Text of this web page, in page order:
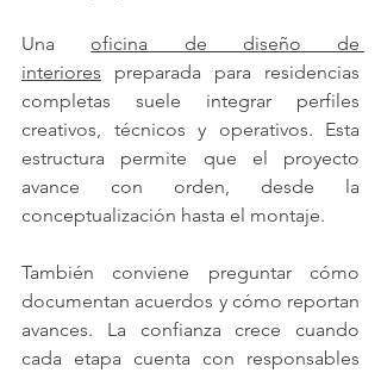
Una oficina de diseño de
interiores preparada para residencias
completas suele integrar perfiles
creativos, técnicos y operativos. Esta
estructura permite que el proyecto
avance con orden, desde la
conceptualización hasta el montaje.
También conviene preguntar cómo
documentan acuerdos y cómo reportan
avances. La confianza crece cuando
cada etapa cuenta con responsables